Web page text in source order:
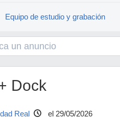
Equipo de estudio y grabación
Dock
Real el 29/05/2026